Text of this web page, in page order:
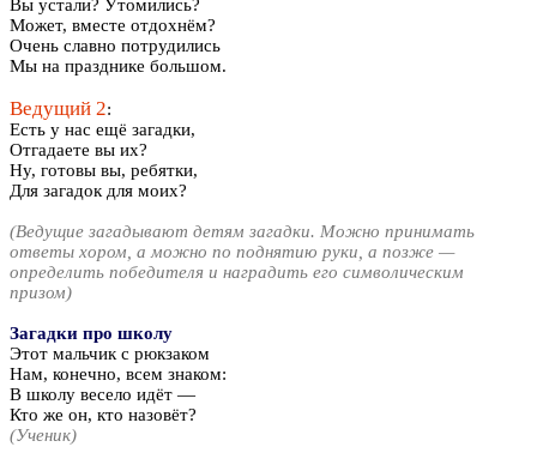
Вы устали? Утомились?
Может, вместе отдохнём?
Очень славно потрудились
Мы на празднике большом.
Ведущий 2:
Есть у нас ещё загадки,
Отгадаете вы их?
Ну, готовы вы, ребятки,
Для загадок для моих?
(Ведущие загадывают детям загадки. Можно принимать
ответы хором, а можно по поднятию руки, а позже —
определить победителя и наградить его символическим
призом)
Загадки про школу
Этот мальчик с рюкзаком
Нам, конечно, всем знаком:
В школу весело идёт —
Кто же он, кто назовёт?
(Ученик)